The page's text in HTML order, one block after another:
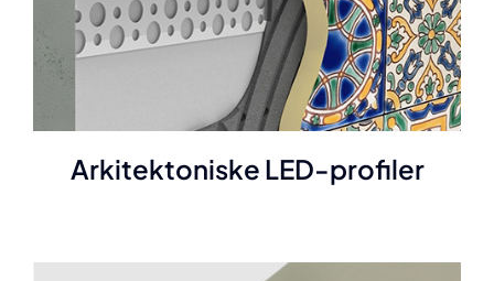
Arkitektoniske LED-profiler